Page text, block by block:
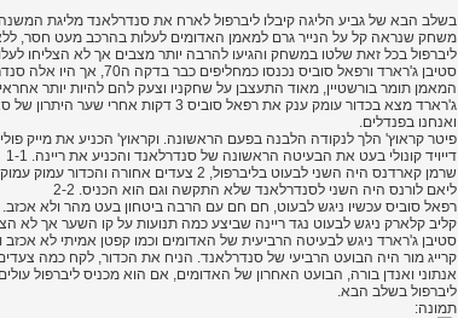
בשלב הבא של גביע הליגה קיבלו ליברפול לארח את סנדרלאנד מליגת
משחק שנראה קל על הנייר גרם למאמן האדומים לעלות בהרכב מעט חסר,
ליברפול בכל זאת שלטו במשחק והגיעו להרבה יותר מצבים אך לא הצליחו
סטיבן ג'רארד ורפאל סוביס נכנסו כמחליפים כבר בדקה ה70, אך היו אלה סנדרלאנד שעלו ליתרון בדקה ה111.
המאמן תומר בורשטיין, מאוד התעצבן על שחקניו וצעק להם להיות יותר
ג'רארד מצא בכדור עומק ענק את רפאל סוביס 3 דקות אחרי שער היתרון של סאנדרלאנד וקבע שיווין 1-1, שיווין שנשמר עד לסוף ההארכה.
ואנחנו בפנדלים.
פיטר קראוץ' הלך לנקודה הלבנה בפעם הראשונה. וקראוץ' הכניע את מייק פוליט
דייויד קונולי בעט את הבעיטה הראשונה של סנדרלאנד והכניע את ריינה. 1-1
שרמן קארדנס היה השני לבעוט בליברפול, 2 צעדים אחורה והכדור עמוק עמוק ברשת. 2-1
ליאם לורנס היה השני לסנדרלאנד שלא התקשה וגם הוא הכניס. 2-2
רפאל סוביס עכשיו ניגש לבעוט, חם חם עם הרבה ביטחון בעט מהר ולא אכזב. 3-2
קליב קלארק ניגש לבעוט נגד ריינה שביצע כמה תנועות על קו השער אך לא
סטיבן ג'רארד ניגש לבעיטה הרביעית של האדומים וכמו קפטן אמיתי לא אכזב
קרייג מור היה הבועט הרביעי של סנדרלאנד. הניח את הכדור, לקח כמה צעדים אחורה,
אנתוני ואנדן בורה, הבועט האחרון של האדומים, אם הוא מכניס ליברפול עולים
ליברפול בשלב הבא.
תמונה: